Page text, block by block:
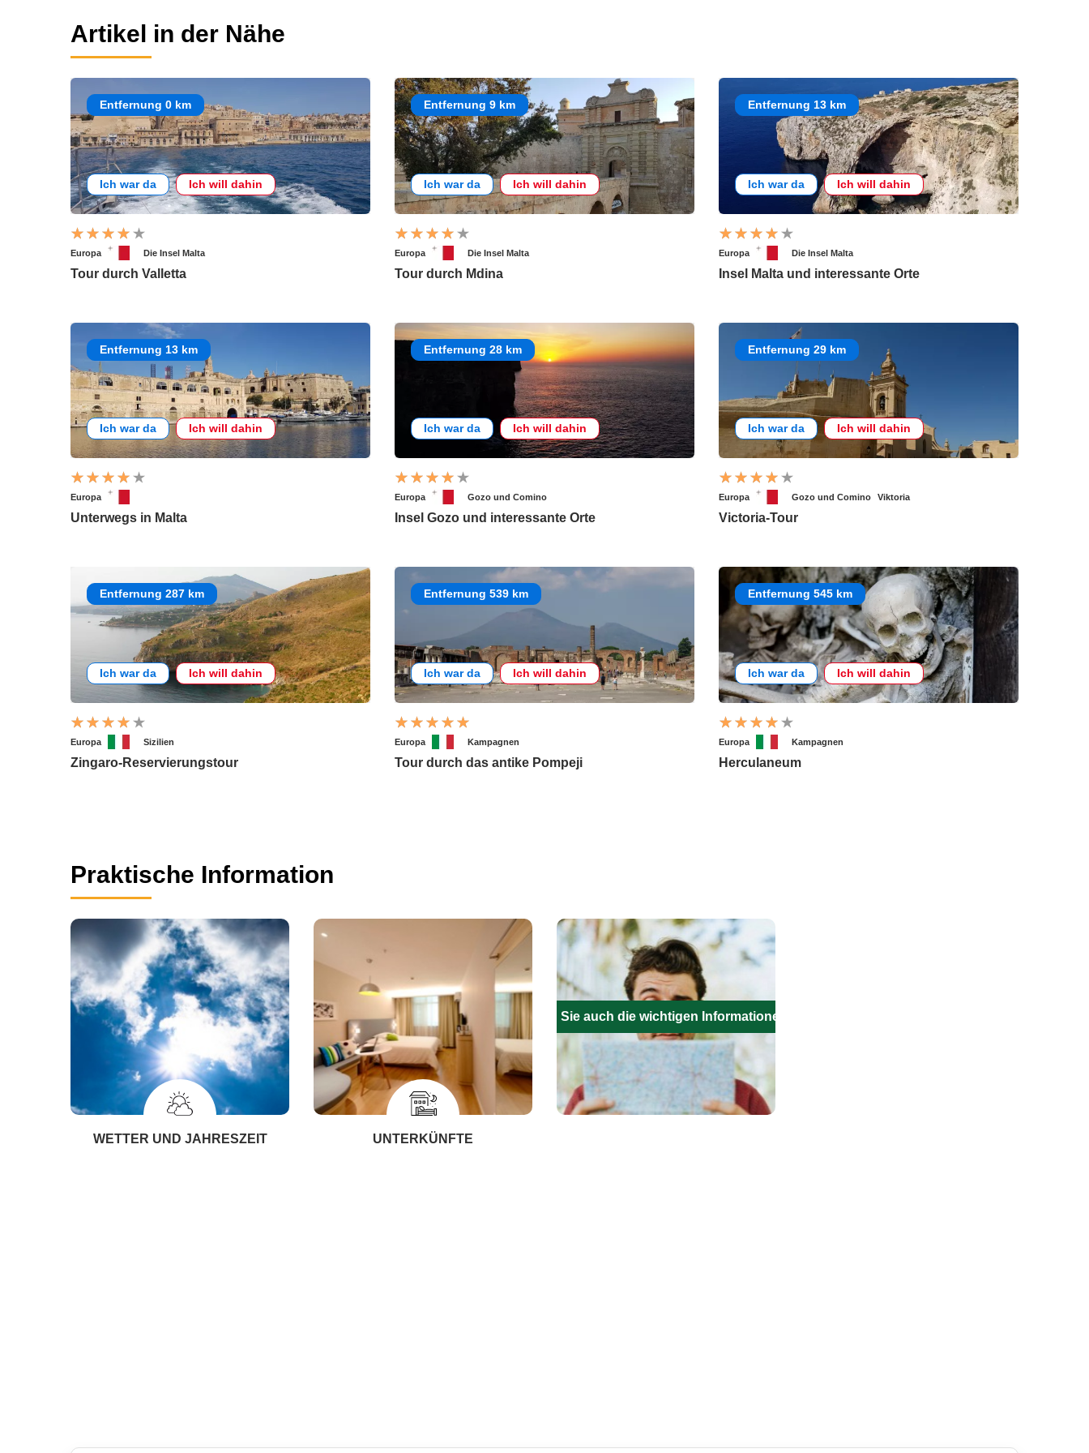
Artikel in der Nähe
Entfernung 0 km
Ich war da Ich will dahin
Europa Die Insel Malta
Tour durch Valletta
Entfernung 9 km
Ich war da Ich will dahin
Europa Die Insel Malta
Tour durch Mdina
Entfernung 13 km
Ich war da Ich will dahin
Europa Die Insel Malta
Insel Malta und interessante Orte
Entfernung 13 km
Ich war da Ich will dahin
Europa
Unterwegs in Malta
Entfernung 28 km
Ich war da Ich will dahin
Europa Gozo und Comino
Insel Gozo und interessante Orte
Entfernung 29 km
Ich war da Ich will dahin
Europa Gozo und Comino Viktoria
Victoria-Tour
Entfernung 287 km
Ich war da Ich will dahin
Europa Sizilien
Zingaro-Reservierungstour
Entfernung 539 km
Ich war da Ich will dahin
Europa Kampagnen
Tour durch das antike Pompeji
Entfernung 545 km
Ich war da Ich will dahin
Europa Kampagnen
Herculaneum
Praktische Information
WETTER UND JAHRESZEIT UNTERKÜNFTE
Füllen Sie auch die wichtigen Informationen aus